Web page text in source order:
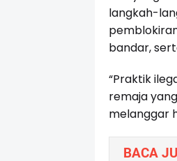
langkah-
bandar,
“Praktik
remaja
melanggar
BACA